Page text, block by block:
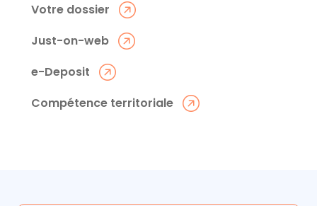
Votre dossier
Just-on-web
e-Deposit
Compétence territoriale